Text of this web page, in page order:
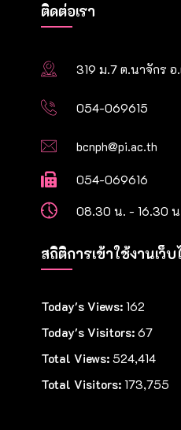
ติดต่อเรา
319 ม.7 ต.นาจักร
054-069615
bcnph@pi.ac.th
054-069616
08.30 น. - 16.30
สถิติการเข้าใช้งานเว็
Today's Views: 162
Today's Visitors: 67
Total Views: 524,414
Total Visitors: 173,755